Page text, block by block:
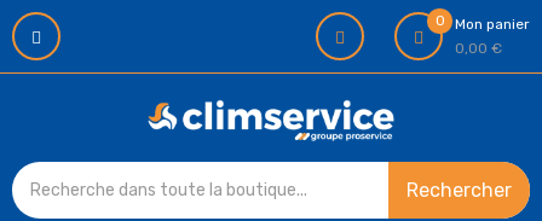
0
Mon panier
0,00 €
Rechercher